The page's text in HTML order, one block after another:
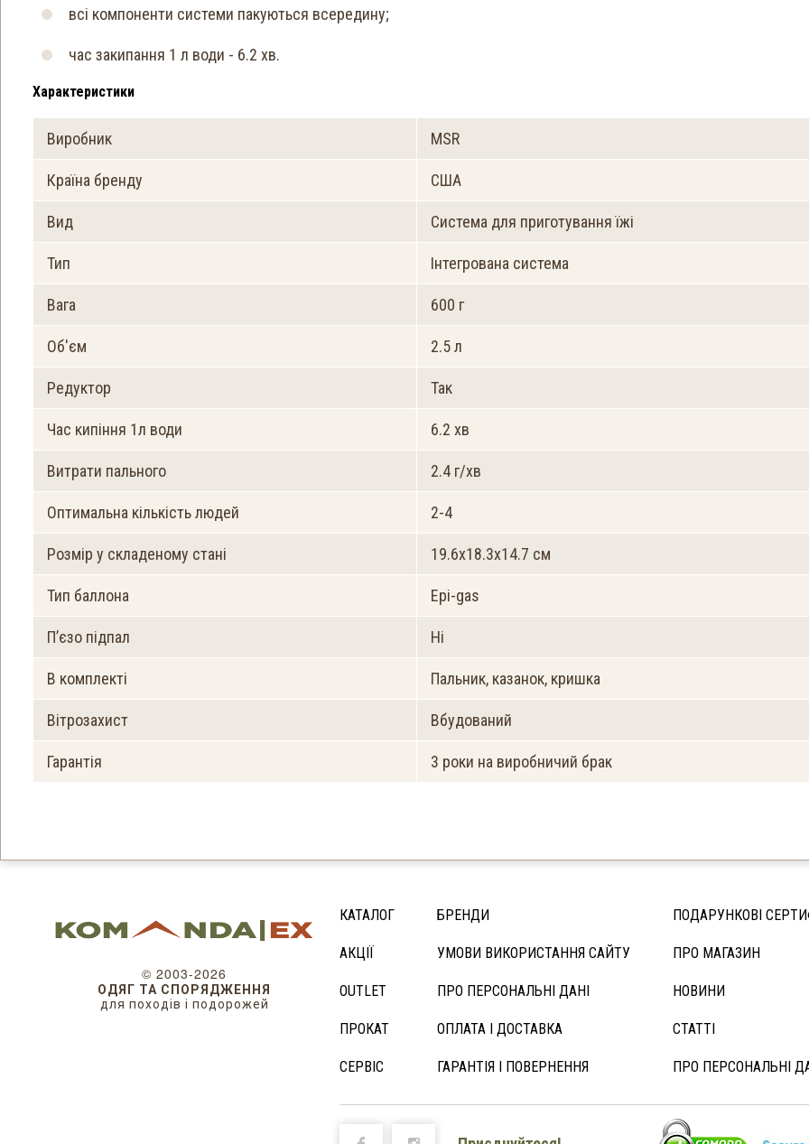
всі компоненти системи пакуються всередину;
час закипання 1 л води - 6.2 хв.
Характеристики
Виробник MSR
Країна бренду США
Вид Система для приготування їжі
Тип Інтегрована система
Вага 600 г
Об'єм 2.5 л
Редуктор Так
Час кипіння 1л води 6.2 хв
Витрати пального 2.4 г/хв
Оптимальна кількість людей 2-4
Розмір у складеному стані 19.6х18.3х14.7 см
Тип баллона Epi-gas
П’єзо підпал Ні
В комплекті Пальник, казанок, кришка
Вітрозахист Вбудований
Гарантія 3 роки на виробничий брак
© 2003-2026
ОДЯГ ТА СПОРЯДЖЕННЯ
для походів і подорожей
КАТАЛОГ
АКЦІЇ
OUTLET
ПРОКАТ
СЕРВІС
БРЕНДИ
УМОВИ ВИКОРИСТАННЯ САЙТУ
ПРО ПЕРСОНАЛЬНІ ДАНІ
ОПЛАТА І ДОСТАВКА
ГАРАНТІЯ І ПОВЕРНЕННЯ
ПОДАРУНКОВІ
ПРО МАГАЗИН
НОВИНИ
СТАТТІ
ПРО ПЕРСОНАЛЬНІ